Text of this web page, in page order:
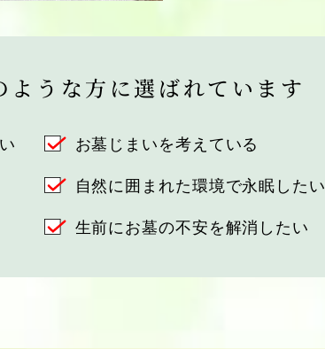
うな方に選ばれています
お墓じまいを考えている
自然に囲まれた環境で永眠したい
生前にお墓の不安を解消したい